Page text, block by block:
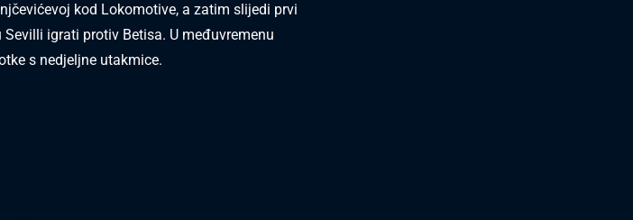
kod Lokomotive, a zatim slijedi prvi
igrati protiv Betisa. U međuvremenu
s nedjeljne utakmice.